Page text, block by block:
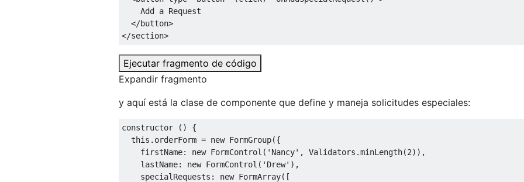
    Add a Request
</button>
</section>
Ejecutar fragmento de código
Expandir fragmento
y aquí está la clase de componente que define y maneja solicitudes especiales:
constructor () {
this .orderForm = new FormGroup({
firstName: new FormControl( 'Nancy' , Validators.minLength(2)),
lastName: new FormControl( 'Drew' ),
specialRequests : new FormArray([